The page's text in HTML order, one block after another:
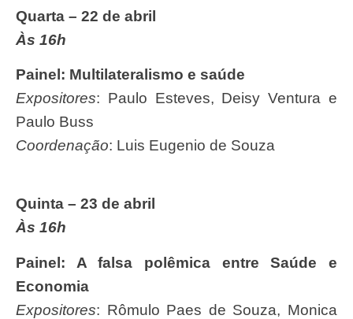
Quarta – 22 de abril
Às 16h
Painel: Multilateralismo e saúde
Expositores: Paulo Esteves, Deisy Ventura e
Paulo Buss
Coordenação: Luis Eugenio de Souza
Quinta – 23 de abril
Às 16h
Painel: A falsa polêmica entre Saúde e
Economia
Expositores: Rômulo Paes de Souza, Monica